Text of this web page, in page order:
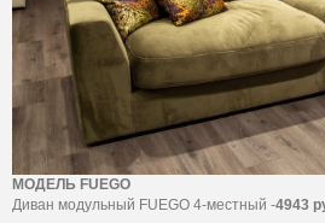
МОДЕЛЬ FUEGO
Диван модульный FUEGO 4-местный -4943